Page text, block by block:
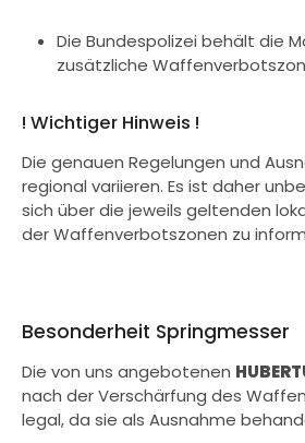
Die Bundespolizei behält die
zusätzliche
! Wichtiger Hinweis !
Die genauen Regelungen und
regional variieren. Es ist daher
sich über die jeweils geltenden
der Waffenverbotszonen zu
Besonderheit Springmesser
Die von uns angebotenen
nach der Verschärfung des
legal, da sie als Ausnahme